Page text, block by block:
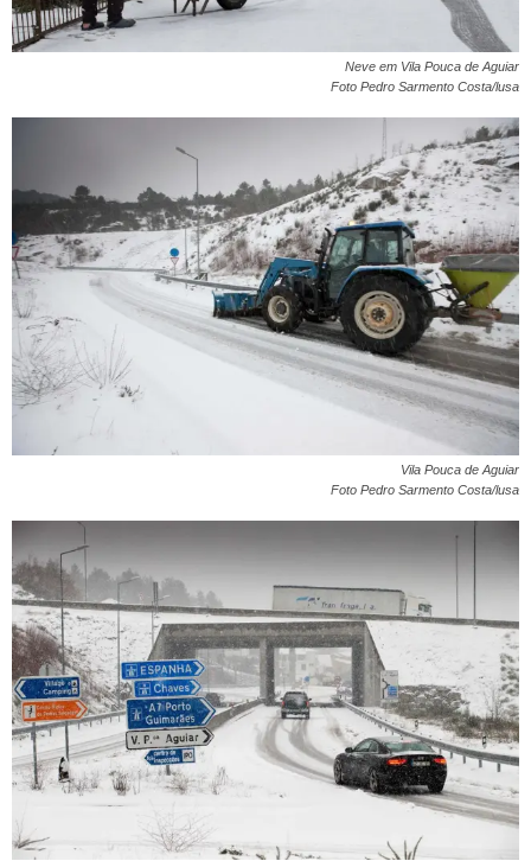
Neve em Vila Pouca de Aguiar
Foto Pedro Sarmento Costa/lusa
Vila Pouca de Aguiar
Foto Pedro Sarmento Costa/lusa